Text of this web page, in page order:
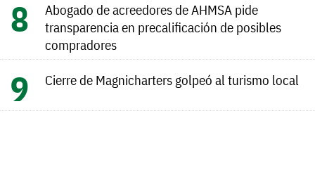
Abogado de acreedores de AHMSA pide
transparencia en precalificación de posibles
compradores
Cierre de Magnicharters golpeó al turismo local